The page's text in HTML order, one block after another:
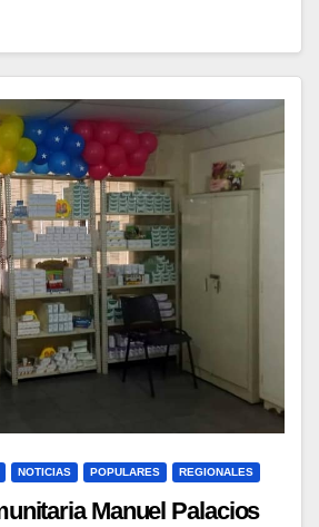
NOTICIAS POPULARES REGIONALES
Manuel Palacios